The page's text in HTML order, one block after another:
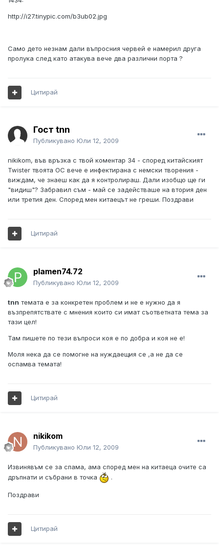
http://i27.tinypic.com/b3ub02.jpg
Само дето незнам дали въпросния червей е намерил друга
пролука след като атакува вече два различни порта ?
Цитирай
Гост tnn
Публикувано Юли 12, 2009
nikikom, във връзка с твой коментар 34 - според китайският
Twister твоята ОС вече е инфектирана с немски творения -
виждам, че знаеш как да я контролираш. Дали изобщо ще ги
"видиш"? Забравил съм - май се задействаше на втория ден
или третия ден. Според мен китаецът не греши. Поздрави
Цитирай
plamen74.72
Публикувано Юли 12, 2009
tnn темата е за конкретен проблем и не е нужно да я
възпрепятствате с мнения които си имат съответната тема за
тази цел!
Там пишете по тези въпроси коя е по добра и коя не е!
Моля нека да се помогне на нуждаещия се ,а не да се
оспамва темата!
Цитирай
nikikom
Публикувано Юли 12, 2009
Извинявъм се за спама, ама според мен на китаеца очите са
дръпнати и събрани в точка
.
Поздрави
Цитирай